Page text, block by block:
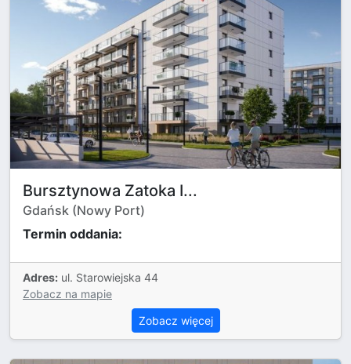
Bursztynowa Zatoka I...
Gdańsk (Nowy Port)
Termin oddania:
Adres: ul. Starowiejska 44
Zobacz na mapie
Zobacz więcej